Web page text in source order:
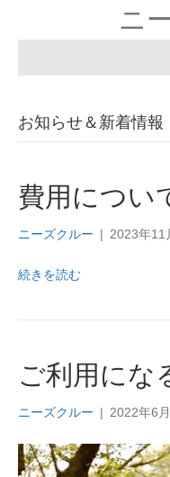
ニ
お知らせ＆新着情報
費用につい
ニーズクルー | 2023年11
続きを読む
ご利用にな
ニーズクルー | 2022年6